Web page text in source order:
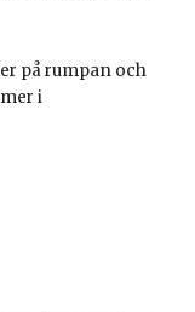
på rumpan och
i